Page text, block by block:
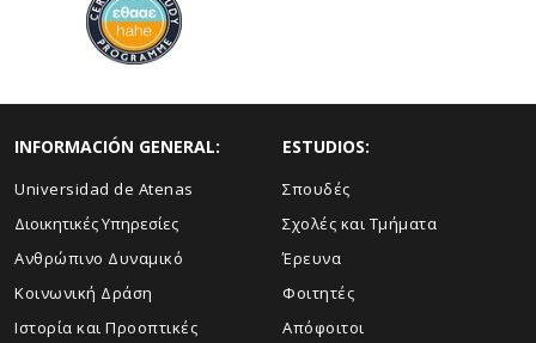
INFORMACIÓN GENERAL:
Universidad de Atenas
Διοικητικές Υπηρεσίες
Ανθρώπινο Δυναμικό
Κοινωνική Δράση
Ιστορία και Προοπτικές
ESTUDIOS:
Σπουδές
Σχολές και Τμήματα
Έρευνα
Φοιτητές
Απόφοιτοι